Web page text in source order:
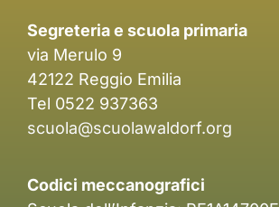
Segreteria e scuola primaria
via Merulo 9
42122 Reggio Emilia
Tel 0522 937363
scuola@scuolawaldorf.org
Codici meccanografici